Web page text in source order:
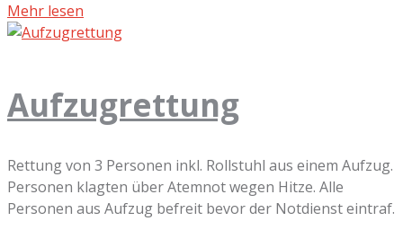
Mehr lesen
Aufzugrettung
Rettung von 3 Personen inkl. Rollstuhl aus einem Aufzug.
Personen klagten über Atemnot wegen Hitze. Alle
Personen aus Aufzug befreit bevor der Notdienst eintraf.